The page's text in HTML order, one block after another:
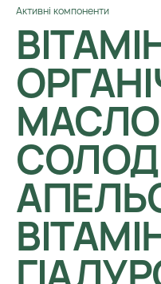
Активні компоненти
МАСЛО